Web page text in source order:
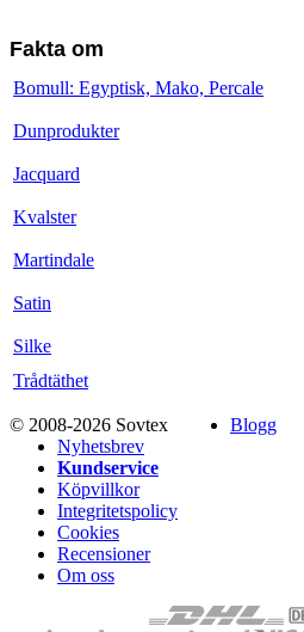
Fakta om
Bomull: Egyptisk, Mako, Percale
Dunprodukter
Jacquard
Kvalster
Martindale
Satin
Silke
Trådtäthet
© 2008-2026 Sovtex
Blogg
Nyhetsbrev
Kundservice
Köpvillkor
Integritetspolicy
Cookies
Recensioner
Om oss